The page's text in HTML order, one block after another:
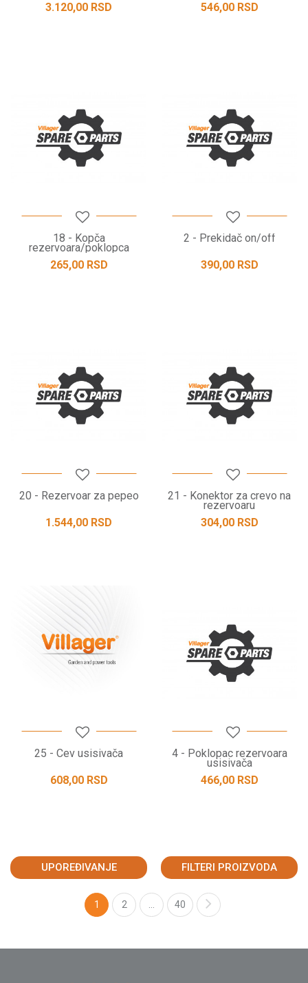
3.120,00 RSD
546,00 RSD
18 - Kopča
rezervoara/poklopca
265,00 RSD
2 - Prekidač on/off
390,00 RSD
20 - Rezervoar za pepeo
1.544,00 RSD
21 - Konektor za crevo na
rezervoaru
304,00 RSD
25 - Cev usisivača
608,00 RSD
4 - Poklopac rezervoara
usisivača
466,00 RSD
UPOREĐIVANJE FILTERI PROIZVODA
1 2 40